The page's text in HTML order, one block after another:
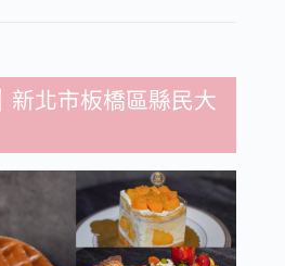
｜新北市板橋區縣民大